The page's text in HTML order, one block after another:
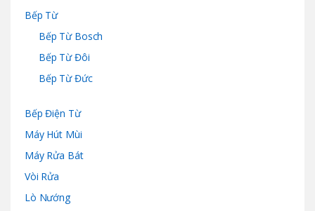
Bếp Từ
Bếp Từ Bosch
Bếp Từ Đôi
Bếp Từ Đức
Bếp Điện Từ
Máy Hút Mùi
Máy Rửa Bát
Vòi Rửa
Lò Nướng